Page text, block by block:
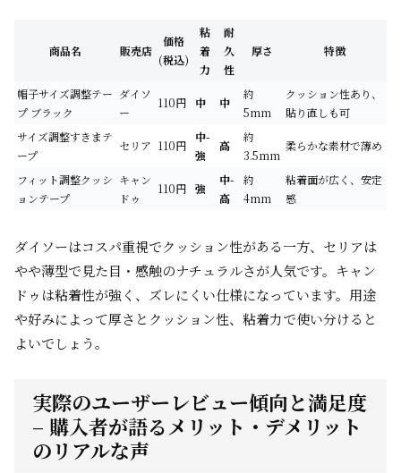
商品名 販売店
価格
(税込)
粘
着
力
耐
久
性
厚さ 特徴
帽子サイズ調整テー
プ ブラック
ダイソ
ー
110円 中 中
約
5mm
クッション性あり、
貼り直しも可
サイズ調整すきまテ
ープ
セリア 110円
中-
強
高
約
3.5mm
柔らかな素材で薄め
フィット調整クッシ
ョンテープ
キャン
ドゥ
110円 強
中-
高
約
4mm
粘着面が広く、安定
感
ダイソーはコスパ重視でクッション性がある一方、セリアは
やや薄型で見た目・感触のナチュラルさが人気です。キャン
ドゥは粘着性が強く、ズレにくい仕様になっています。用途
や好みによって厚さとクッション性、粘着力で使い分けると
よいでしょう。
実際のユーザーレビュー傾向と満足度
– 購入者が語るメリット・デメリット
のリアルな声